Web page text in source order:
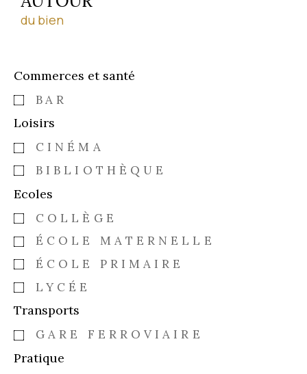
du bien
Commerces et santé
BAR
Loisirs
CINÉMA
BIBLIOTHÈQUE
Ecoles
COLLÈGE
ÉCOLE MATERNELLE
ÉCOLE PRIMAIRE
LYCÉE
Transports
GARE FERROVIAIRE
Pratique